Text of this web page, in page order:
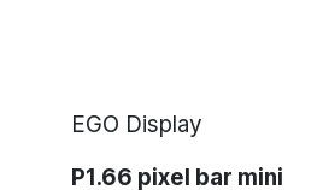
EGO Display
P1.66 pixel bar mini